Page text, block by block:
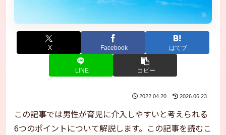
X Facebook はてブ
LINE コピー
2022.04.20 2026.06.23
この記事では男性が育児に介入しやすいと考えられる
6つのポイントについて解説します。この記事を読むこ